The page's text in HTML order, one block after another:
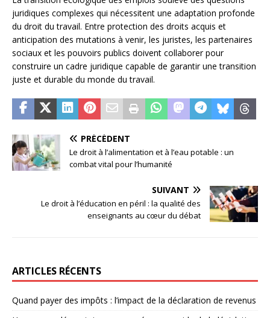
juridiques complexes qui nécessitent une adaptation profonde
du droit du travail. Entre protection des droits acquis et
anticipation des mutations à venir, les juristes, les partenaires
sociaux et les pouvoirs publics doivent collaborer pour
construire un cadre juridique capable de garantir une transition
juste et durable du monde du travail.
PRÉCÉDENT
Le droit à l’alimentation et à l’eau potable : un
combat vital pour l’humanité
SUIVANT
Le droit à l’éducation en péril : la qualité des
enseignants au cœur du débat
ARTICLES RÉCENTS
Quand payer des impôts : l’impact de la déclaration de revenus